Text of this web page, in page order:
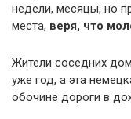
недели, месяцы, но
места, веря, что
Жители соседних
уже год, а эта
обочине дороги в